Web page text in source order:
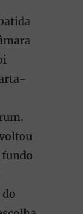
fundo